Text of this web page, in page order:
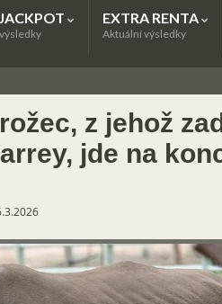
EXTRA RENTA
Aktuální výsledky
z jehož
jde na